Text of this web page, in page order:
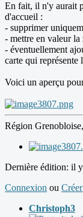
En fait, il n'y aurait
d'accueil :
- supprimer
- mettre en valeur la
- éventuellement
carte qui représente
Voici un aperçu
Région Grenobloise,
Dernière édition: il
Connexion ou
Christoph3